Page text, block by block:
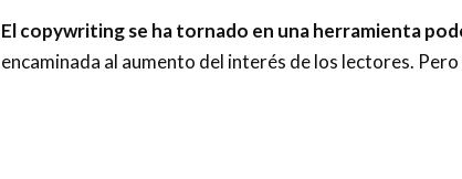
El copywriting se ha tornado en una herramienta
encaminada al aumento del interés de los lectores.